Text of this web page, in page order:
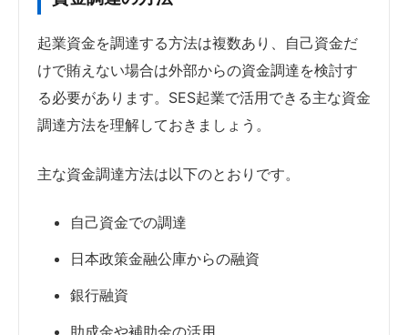
起業資金を調達する方法は複数あり、自己資金だ
けで賄えない場合は外部からの資金調達を検討す
る必要があります。SES起業で活用できる主な資金
調達方法を理解しておきましょう。
主な資金調達方法は以下のとおりです。
自己資金での調達
日本政策金融公庫からの融資
銀行融資